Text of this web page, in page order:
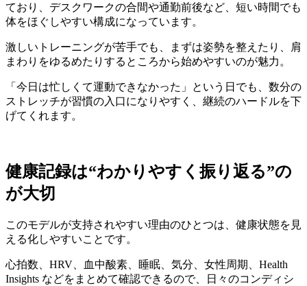
ており、デスクワークの合間や通勤前後など、短い時間でも
体をほぐしやすい構成になっています。
激しいトレーニングが苦手でも、まずは姿勢を整えたり、肩
まわりをゆるめたりするところから始めやすいのが魅力。
「今日は忙しくて運動できなかった」という日でも、数分の
ストレッチが習慣の入口になりやすく、継続のハードルを下
げてくれます。
健康記録は“わかりやすく振り返る”の
が大切
このモデルが支持されやすい理由のひとつは、健康状態を見
える化しやすいことです。
心拍数、HRV、血中酸素、睡眠、気分、女性周期、Health
Insights などをまとめて確認できるので、日々のコンディシ